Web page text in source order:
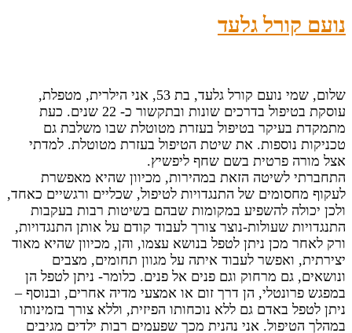
נועם קורל גלעד
שלום, שמי נועם קורל גלעד, בת 53, אני הילרית, מטפלת,
עוסקת בטיפול בדרכים שונות ובתקשור כ- 22 שנים. כעת
מתמקדת בעיקר בטיפול בעזרת מטוטלת שבו משלבת גם
טכניקות נוספות. את שיטת הטיפול בעזרת מטוטלת. למדתי
אצל מורה פרטית בשם שחף ליפשיץ.
התחברתי לשיטה הזאת במהירות, מכיוון שהיא מאפשרת
לעקוף מחסומים של התנגדויות לטיפול, שכליים ורגשיים כאחד,
ולכן יכולה להשפיע במקומות שבהם בשיטות רבות בעקבות
התנגדויות שעולות-נוצר צורך לעבוד קודם על אותן התנגדויות,
ורק לאחר מכן ניתן לטפל בנושא עצמו, והן, מכיוון שהיא מאוד
יצירתית, ואפשר לעבוד איתה על מגוון תחומים, מצבים
ונושאים, גם מרחוק וגם פנים אל פנים. כלומר- ניתן לטפל הן
במפגש פרונטלי, הן דרך זום או אמצעי מדיה אחרים, ובנוסף –
ניתן לטפל באדם גם ללא נוכחותו הפיזית, וללא צורך בזמינותו
במהלך הטיפול. אני נהנית מכך שפעמים רבות ילדים מגיבים